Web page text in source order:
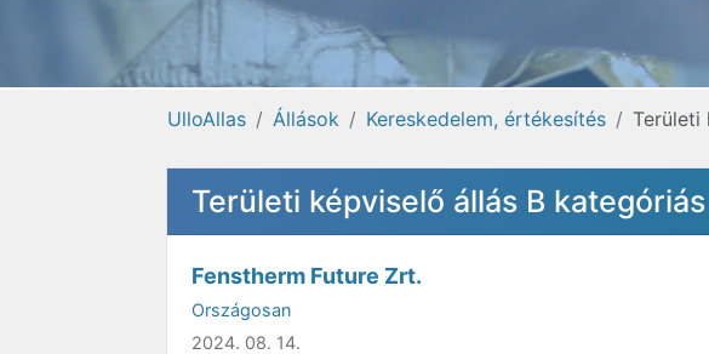
UlloAllas Állások Kereskedelem, értékesítés Területi
Területi képviselő állás B
Fenstherm Future Zrt.
Országosan
2024. 08. 14.